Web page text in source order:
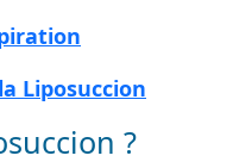
Liposuccion
?